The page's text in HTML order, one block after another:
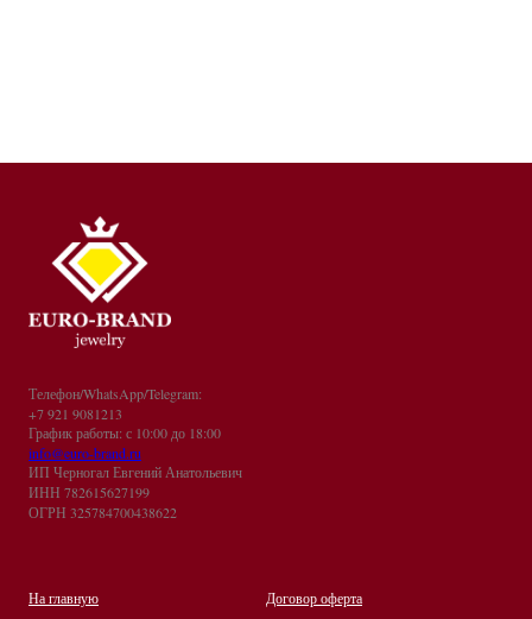
Телефон/WhatsApp/Telegram:
+7 921 9081213
График работы: с 10:00 до 18:00
info@euro-brand.ru
ИП Черногал Евгений Анатольевич
ИНН 782615627199
ОГРН 325784700438622
На главную Договор оферта